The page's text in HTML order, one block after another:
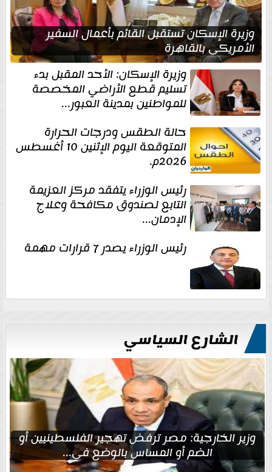
وزيرة الإسكان تستقبل القائم بأعمال السفير
الأمريكي بالقاهرة
وزيرة الإسكان: الأحد المقبل بدء
تسليم قطع الأراضي المخصصة
للمواطنين بمدينة العبور...
حالة الطقس ودرجات الحرارة
المتوقعة اليوم الإثنين 10 أغسطس
2026م.
رئيس الوزراء يتفقد مركز العزيمة
التابع لصندوق مكافحة وعلاج
الإدمان...
رئيس الوزراء يصدر 7 قرارات مهمة
الشارع السياسي
وزير الخارجية: مصر ترفض تهجير الفلسطينيين أو
الضم أو المساس بالوضع في...